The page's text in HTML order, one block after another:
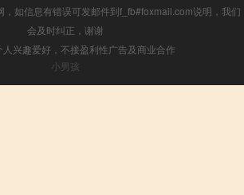
，如信息有错误可发邮件到f_fb#foxmail.com说明，我们
会及时纠正，谢谢
兴趣爱好，不接盈利性广告及商业合作
小男孩